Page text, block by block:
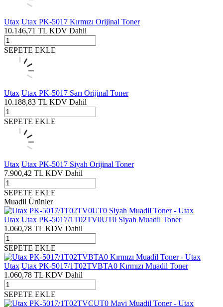
Utax Utax PK-5017 Kırmızı Orijinal Toner
10.146,71 TL KDV Dahil
SEPETE EKLE
Utax Utax PK-5017 Sarı Orijinal Toner
10.188,83 TL KDV Dahil
SEPETE EKLE
Utax Utax PK-5017 Siyah Orijinal Toner
7.900,42 TL KDV Dahil
SEPETE EKLE
Muadil Ürünler
Utax Utax PK-5017/1T02TV0UT0 Siyah Muadil Toner
1.060,78 TL KDV Dahil
SEPETE EKLE
Utax Utax PK-5017/1T02TVBTA0 Kırmızı Muadil Toner
1.060,78 TL KDV Dahil
SEPETE EKLE